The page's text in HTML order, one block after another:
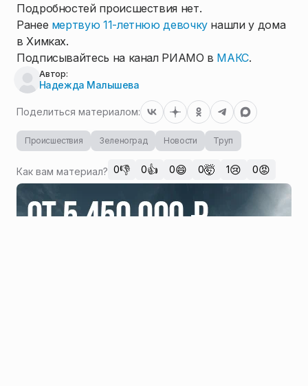
Подробностей происшествия нет.
Ранее мертвую 11-летнюю девочкунашли у дома
в Химках.
Подписывайтесь на канал РИАМО в МАКС.
Автор:
Надежда Малышева
Поделиться материалом:
Происшествия Зеленоград Новости Труп
Как вам материал? 0👎 0👍 0😄 0🤯 1😢 0😡